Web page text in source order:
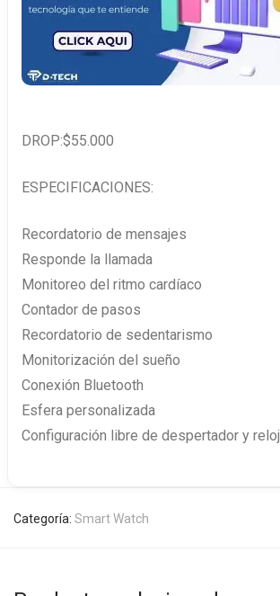
DROP:$55.000
ESPECIFICACIONES:
Recordatorio de mensajes
Responde la llamada
Monitoreo del ritmo cardíaco
Contador de pasos
Recordatorio de sedentarismo
Monitorización del sueño
Conexión Bluetooth
Esfera personalizada
Configuración libre de despertador y reloj
Categoría: Smart Watch